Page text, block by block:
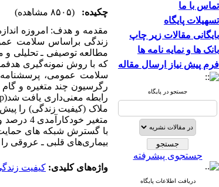
تماس با ما
تسهیلات پایگاه
بایگانی مقالات زیر چاپ
بانک ها و نمایه نامه ها
فرم پیش نیاز ارسال مقاله
جستجو در پایگاه
جستجوی پیشرفته
دریافت اطلاعات پایگاه
چکیده:
(۸۵۰۵ مشاهده)
مقدمه و هدف: امروزه
زندگی براساس سلامت
که با روش نمونه‌گیری
سلامت عمومی،
رگرسیون چند متغیره و
با گسترش شبکه های
بیماری‌های قلبی‌ ـ عروقی را
واژه‌های کلیدی: کیفیت